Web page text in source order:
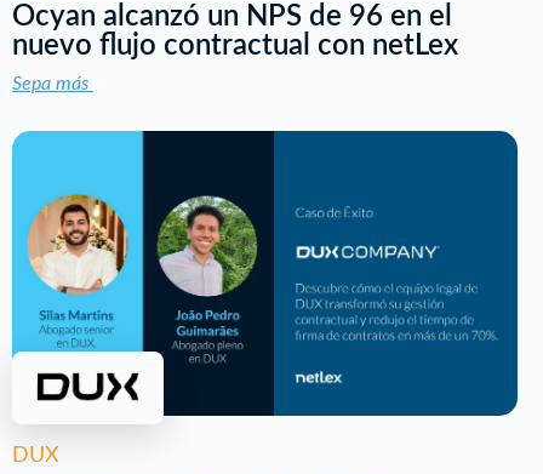
Ocyan alcanzó un NPS de 96 en el
nuevo flujo contractual con netLex
Sepa más
DUX